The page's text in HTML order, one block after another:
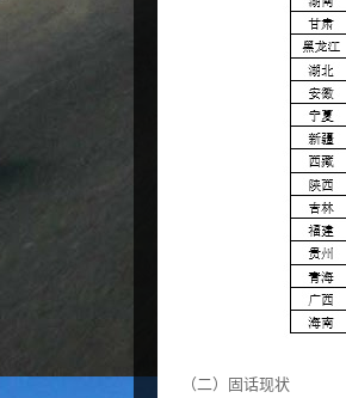
（二）固话现状